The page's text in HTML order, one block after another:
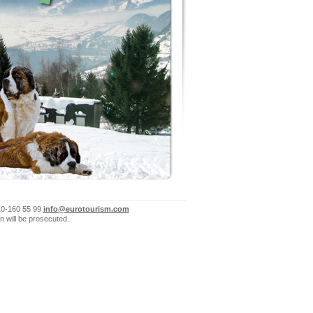
160 55 99 info@eurotourism.com
will be prosecuted.